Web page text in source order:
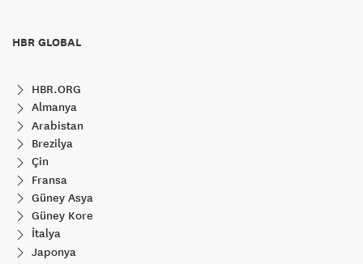
HBR GLOBAL
HBR.ORG
Almanya
Arabistan
Brezilya
Çin
Fransa
Güney Asya
Güney Kore
İtalya
Japonya